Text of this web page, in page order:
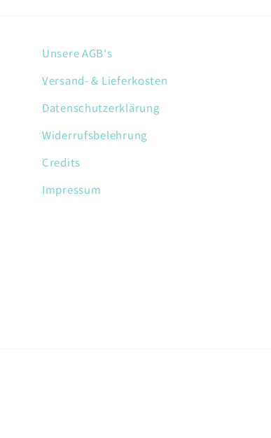
Unsere AGB's
Versand- & Lieferkosten
Datenschutzerklärung
Widerrufsbelehrung
Credits
Impressum